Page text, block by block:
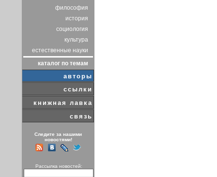
философия
история
социология
культура
естественные науки
каталог по темам
авторы
ссылки
книжная лавка
связь
Следите за нашими
новостями!
Рассылка новостей: